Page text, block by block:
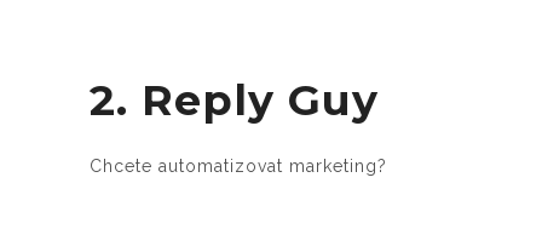
2. Reply Guy
Chcete automatizovat marketing?